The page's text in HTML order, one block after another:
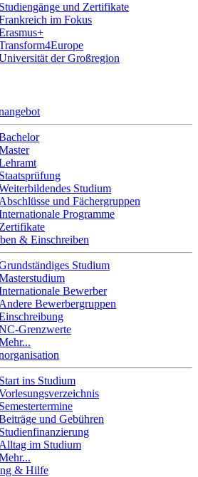
Studiengänge und Zertifikate
im Fokus
der Großregion
Staatsprüfung
Studium
Abschlüsse und Fächergruppen
Programme
Zertifikate
& Einschreiben
Studium
Bewerber
Andere Bewerbergruppen
Grenzwerte
Start ins Studium
Semestertermine
und Gebühren
Studienfinanzierung
Alltag im Studium
& Hilfe